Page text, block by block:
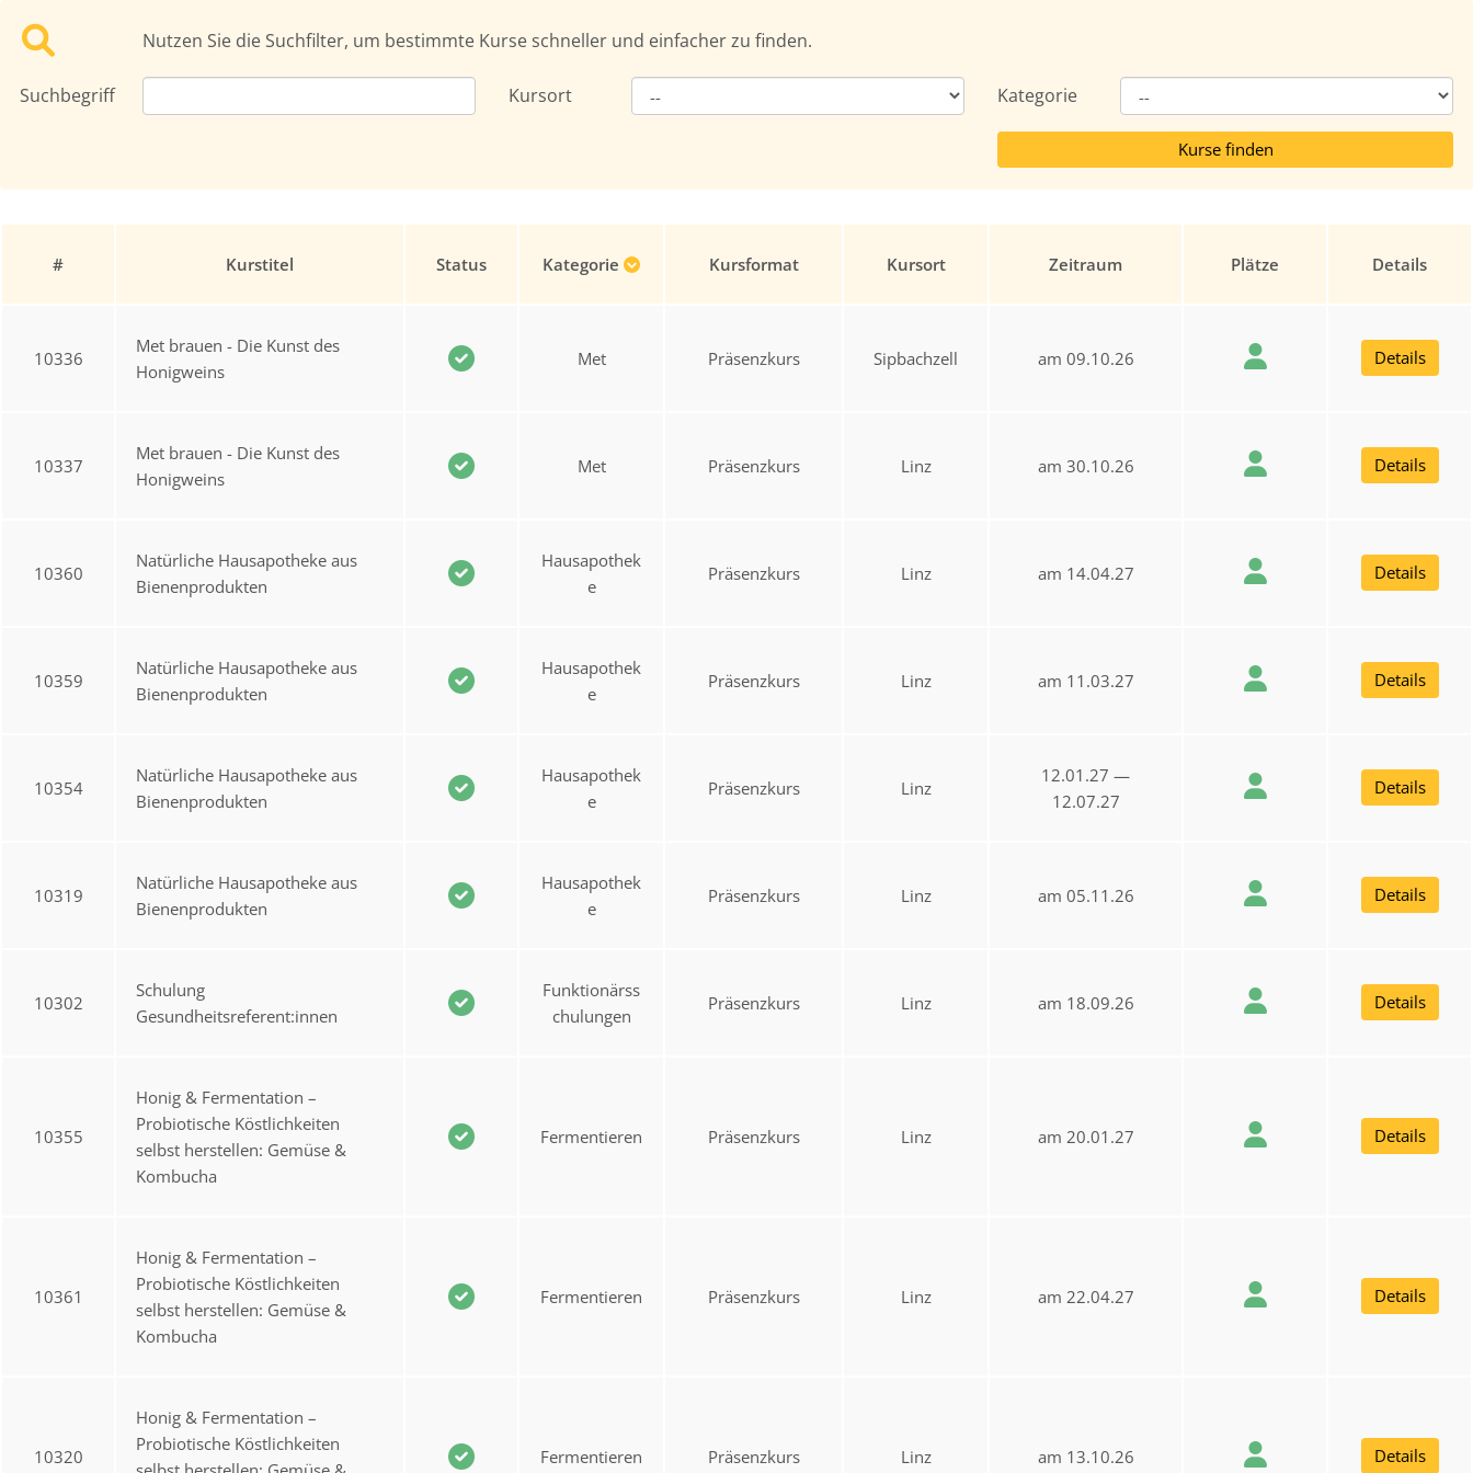
Nutzen Sie die Suchfilter, um bestimmte Kurse schneller und einfacher zu finden.
Suchbegriff Kursort Kategorie
# Kurstitel Status Kategorie Kursformat Kursort Zeitraum Plätze Details
10336
Met brauen - Die Kunst des
Honigweins
Met Präsenzkurs Sipbachzell am 09.10.26 Details
10337
Met brauen - Die Kunst des
Honigweins
Met Präsenzkurs Linz am 30.10.26 Details
10360
Natürliche Hausapotheke aus
Bienenprodukten
Hausapothek
e
Präsenzkurs Linz am 14.04.27 Details
10359
Natürliche Hausapotheke aus
Bienenprodukten
Hausapothek
e
Präsenzkurs Linz am 11.03.27 Details
10354
Natürliche Hausapotheke aus
Bienenprodukten
Hausapothek
e
Präsenzkurs Linz
12.01.27 —
12.07.27
Details
10319
Natürliche Hausapotheke aus
Bienenprodukten
Hausapothek
e
Präsenzkurs Linz am 05.11.26 Details
10302
Schulung
Gesundheitsreferent:innen
Funktionärss
chulungen
Präsenzkurs Linz am 18.09.26 Details
10355
Honig & Fermentation –
Probiotische Köstlichkeiten
selbst herstellen: Gemüse &
Kombucha
Fermentieren Präsenzkurs Linz am 20.01.27 Details
10361
Honig & Fermentation –
Probiotische Köstlichkeiten
selbst herstellen: Gemüse &
Kombucha
Fermentieren Präsenzkurs Linz am 22.04.27 Details
10320
Honig & Fermentation –
Probiotische Köstlichkeiten
Fermentieren Präsenzkurs Linz am 13.10.26 Details